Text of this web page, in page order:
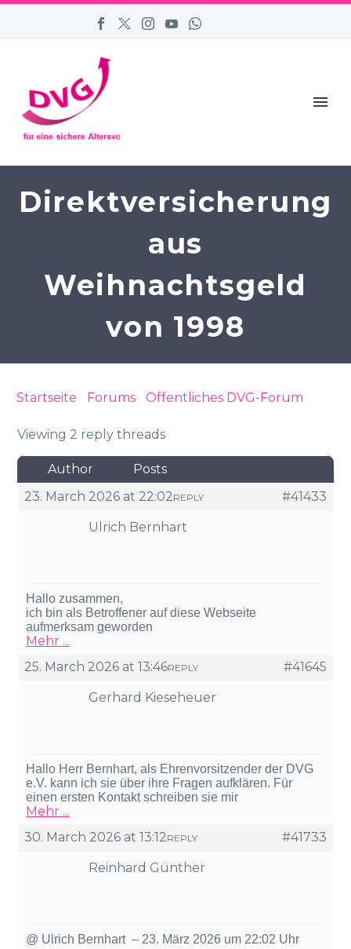
Direktversicherung
aus
Weihnachtsgeld
von 1998
Startseite Forums Öffentliches DVG-Forum
Viewing 2 reply threads
Author
Posts
23. March 2026 at 22:02
#41433
REPLY
Ulrich Bernhart
Hallo zusammen,
ich bin als Betroffener auf diese Webseite
aufmerksam geworden
Mehr ...
25. March 2026 at 13:46
#41645
REPLY
Gerhard Kieseheuer
Hallo Herr Bernhart, als Ehrenvorsitzender der DVG
e.V. kann ich sie über ihre Fragen aufklären. Für
einen ersten Kontakt schreiben sie mir
Mehr ...
30. March 2026 at 13:12
#41733
REPLY
Reinhard Günther
@ Ulrich Bernhart – 23. März 2026 um 22:02 Uhr